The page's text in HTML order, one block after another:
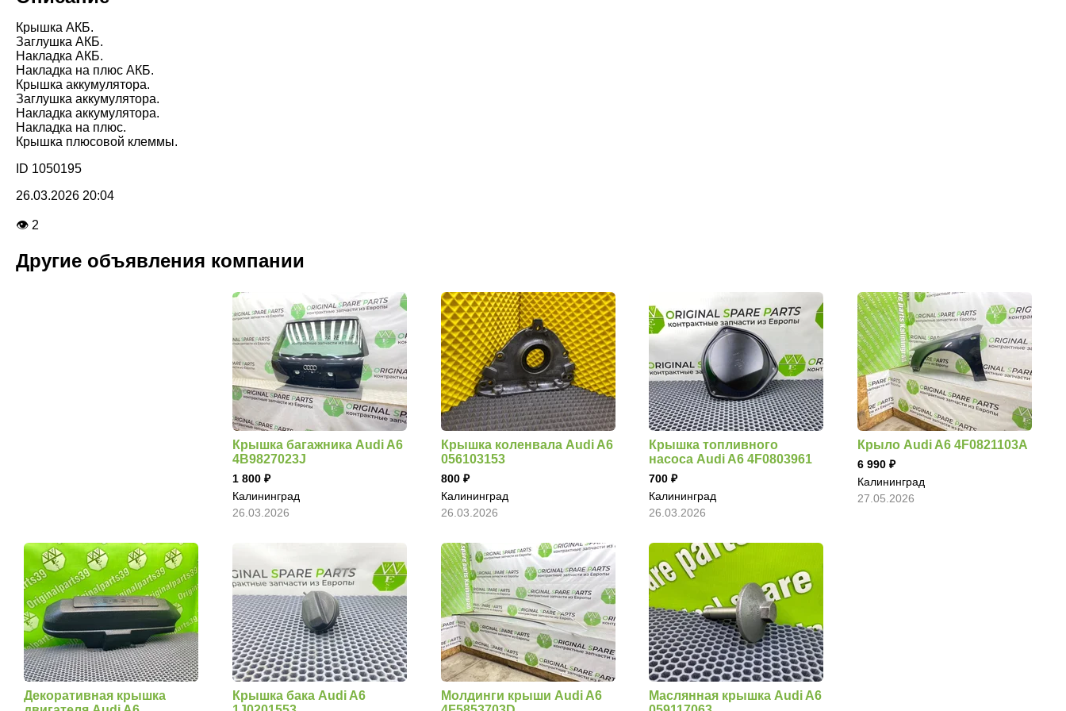
Крышка АКБ.
Заглушка АКБ.
Накладка АКБ.
Накладка на плюс АКБ.
Крышка аккумулятора.
Заглушка аккумулятора.
Накладка аккумулятора.
Накладка на плюс.
Крышка плюсовой клеммы.
ID 1050195
26.03.2026 20:04
👁 2
Другие объявления компании
Крышка багажника Audi A6
4B9827023J
1 800
Калининград
26.03.2026
Крышка коленвала Audi A6
056103153
800
Калининград
26.03.2026
Крышка топливного
насоса Audi A6 4F0803961
700
Калининград
26.03.2026
Крыло Audi A6 4F0821103A
6 990
Калининград
27.05.2026
Декоративная крышка
Крышка бака Audi A6
Молдинги крыши Audi A6
Маслянная крышка Audi A6